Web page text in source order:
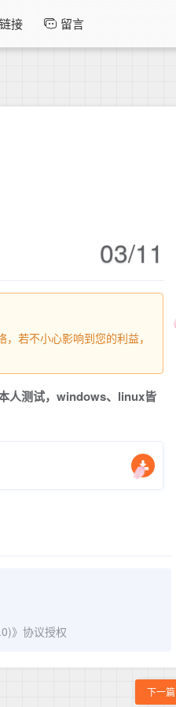
接 留言
03/11
若不小心影响到您的利益，
人测试，windows、linux皆
》协议授权
下一篇